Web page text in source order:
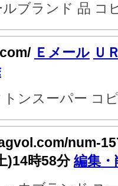
ブランド 品 コ
Ｅメール Ｕ
ンスーパー コ
num-
)14時58分編集・